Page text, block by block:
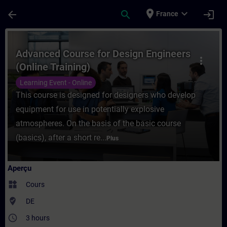
arrow_back search place France expand_more login
Cours - Advanced Course for Design
more_vert
Advanced Course for Design Engineers
(Online Training)
Learning Event - Online
This course is designed for designers who develop
equipment for use in potentially explosive
atmospheres. On the basis of the basic course
(basics), after a short re... Plus
Aperçu
widgets Cours
where_to_vote DE
access_time 3 hours